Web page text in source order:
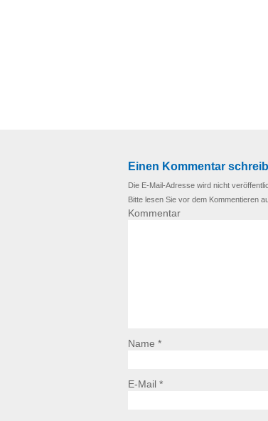
Einen Kommentar
Die E-Mail-Adresse wird nicht
Bitte lesen Sie vor dem Kommentieren
Kommentar
Name *
E-Mail *